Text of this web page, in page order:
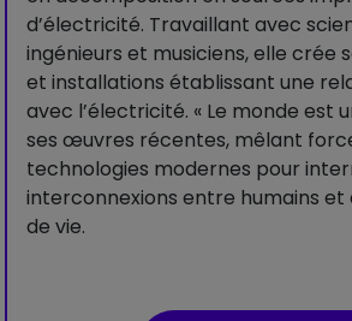
d’électricité. Travaillant avec
ingénieurs et musiciens, elle crée
et installations établissant une
avec l’électricité. « Le monde est
ses œuvres récentes, mêlant
technologies modernes pour
interconnexions entre humains
de vie.